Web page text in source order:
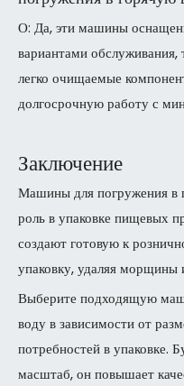
О: Да, эти машины
вариантами
легко очищаемые
долгосрочную работу с
Заключение
Машины для погружения
роль в упаковке пищевых
создают готовую к
упаковку, удаляя морщины
Выберите подходящую
воду в зависимости от
потребностей в упаковке.
масштаб, он повышает